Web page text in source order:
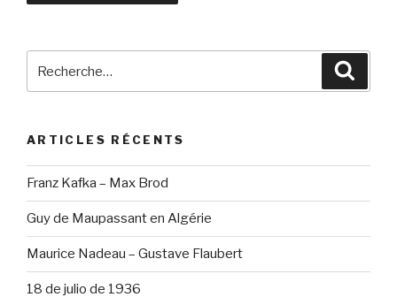
ARTICLES RÉCENTS
Franz Kafka – Max Brod
Guy de Maupassant en Algérie
Maurice Nadeau – Gustave Flaubert
18 de julio de 1936